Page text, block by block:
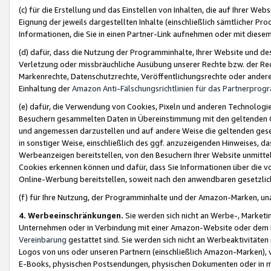
(c) für die Erstellung und das Einstellen von Inhalten, die auf Ihrer
Eignung der jeweils dargestellten Inhalte (einschließlich sämtlicher
Informationen, die Sie in einen Partner-Link aufnehmen oder mit
(d) dafür, dass die Nutzung der Programminhalte, Ihrer Website und
Verletzung oder missbräuchliche Ausübung unserer Rechte bzw. der
Markenrechte, Datenschutzrechte, Veröffentlichungsrechte oder
Einhaltung derAmazon Anti-Fälschungsrichtlinien für das
(e) dafür, die Verwendung von Cookies, Pixeln und anderen
Besuchern gesammelten Daten in Übereinstimmung mit den
und angemessen darzustellen und auf andere Weise die geltenden
in sonstiger Weise, einschließlich des ggf. anzuzeigenden Hinweises,
Werbeanzeigen bereitstellen, von den Besuchern Ihrer Website
Cookies erkennen können und dafür, dass Sie Informationen über die
Online-Werbung bereitstellen, soweit nach den anwendbaren
(f) für Ihre Nutzung, der Programminhalte und der Amazon-Marken,
4. Werbeeinschränkungen. Sie werden sich nicht an Werbe-,
Unternehmen oder in Verbindung mit einer Amazon-Website oder
Vereinbarung gestattet sind. Sie werden sich nicht an
Logos von uns oder unseren Partnern (einschließlich Amazon-
E-Books, physischen Postsendungen, physischen Dokumenten oder in